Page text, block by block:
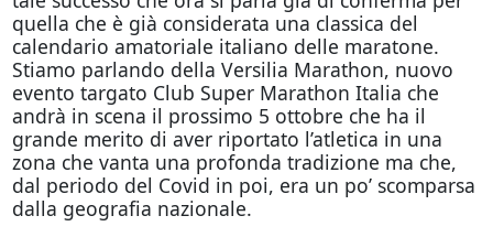
quella che è già considerata una classica del
calendario amatoriale italiano delle maratone.
Stiamo parlando della Versilia Marathon, nuovo
evento targato Club Super Marathon Italia che
andrà in scena il prossimo 5 ottobre che ha il
grande merito di aver riportato l’atletica in una
zona che vanta una profonda tradizione ma che,
dal periodo del Covid in poi, era un po’ scomparsa
dalla geografia nazionale.